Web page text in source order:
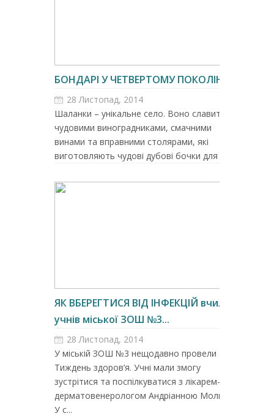
БОНДАРІ У ЧЕТВЕРТОМУ ПОКОЛІННІ
28 Листопад, 2014
Шаланки – унікальне село. Воно славиться і
чудовими виноградниками, смачними
винами та вправними столярами, які
виготовляють чудові дубові бочки для ...
ЯК ВБЕРЕГТИСЯ ВІД ІНФЕКЦІЙ вчили
учнів міської ЗОШ №3...
28 Листопад, 2014
У міській ЗОШ №3 нещодавно провели
Тиждень здоров’я. Учні мали змогу
зустрітися та поспілкуватися з лікарем-
дерматовенерологом Андріанною Молнар.
У с...